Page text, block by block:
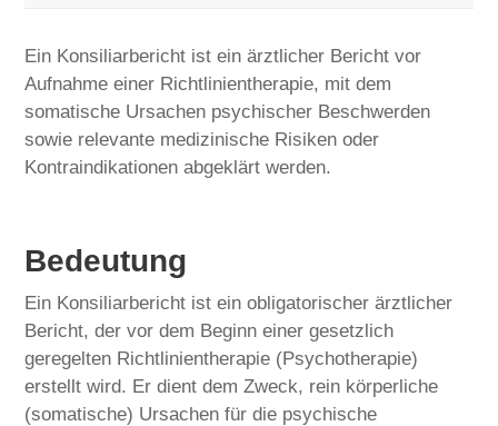
Ein Konsiliarbericht ist ein ärztlicher Bericht vor
Aufnahme einer Richtlinientherapie, mit dem
somatische Ursachen psychischer Beschwerden
sowie relevante medizinische Risiken oder
Kontraindikationen abgeklärt werden.
Bedeutung
Ein Konsiliarbericht ist ein obligatorischer ärztlicher
Bericht, der vor dem Beginn einer gesetzlich
geregelten Richtlinientherapie (Psychotherapie)
erstellt wird. Er dient dem Zweck, rein körperliche
(somatische) Ursachen für die psychische